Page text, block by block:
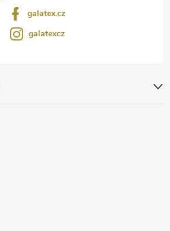
galatex.cz
galatexcz